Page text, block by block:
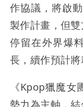
作協議，將啟
製作計畫，但
停留在外界爆
長，續作預計將
《Kpop獵魔
勢力為主軸，